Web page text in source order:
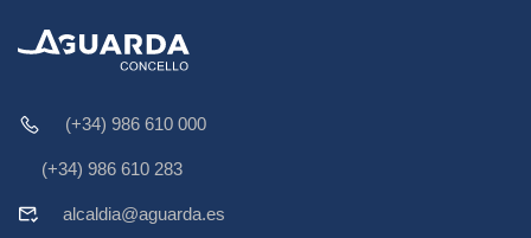
(+34) 986 610 000
(+34) 986 610 283
alcaldia@aguarda.es